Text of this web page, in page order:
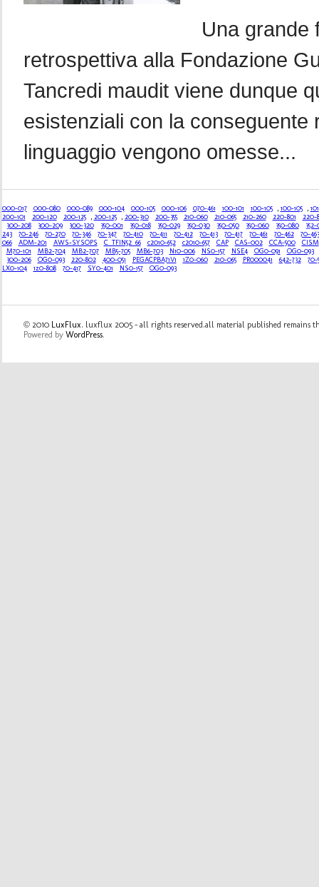
Una grande
retrospettiva alla Fondazione
Tancredi maudit viene dunque
esistenziali con la
linguaggio vengono omesse...
000-017 000-080 000-089 000-104 000-105 000-106 070-461 100-101 100-105, 100-105, 101
200-101
200-120 200-125, 200-125, 200-310 200-355 210-060 210-065 210-260 220-801
220-
300-208
300-209 300-320 350-001 350-018 350-029 350-030 350-050 350-060 350-080
352-
243
70-246 70-270 70-346 70-347 70-410 70-411 70-412 70-413 70-417 70-461 70-462
70-463
066
ADM-201 AWS-SYSOPS C_TFIN52_66 c2010-652 c2010-657 CAP CAS-002 CCA-500
CISM
M70-101
MB2-704 MB2-707 MB5-705 MB6-703 N10-006 NS0-157 NSE4 OG0-091
OG0-093
300-206
OG0-093 220-802 400-051 PEGACPBA71V1 1Z0-060 210-065 PR000041 642-732
70-
LX0-104
1z0-808 70-417 SY0-401 NS0-157 OG0-093
© 2010 LuxFlux. luxflux 2005 - all rights reserved.all material published remains
Powered by WordPress.